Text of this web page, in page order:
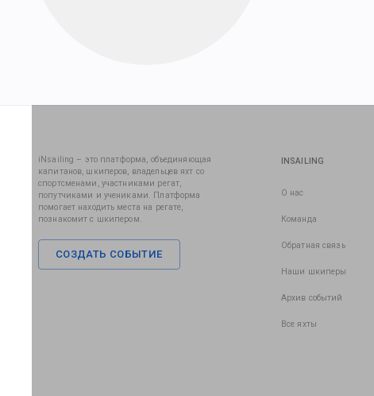
iNsailing – это платформа, объединяющая
капитанов, шкиперов, владельцев яхт со
спортсменами, участниками регат,
попутчиками и учениками. Платформа
помогает находить места на регате,
познакомит с шкипером.
СОЗДАТЬ СОБЫТИЕ
INSAILING
О нас
Команда
Обратная связь
Наши шкиперы
Архив событий
Все яхты